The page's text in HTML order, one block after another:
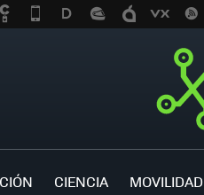
CIENCIA MOVILIDAD